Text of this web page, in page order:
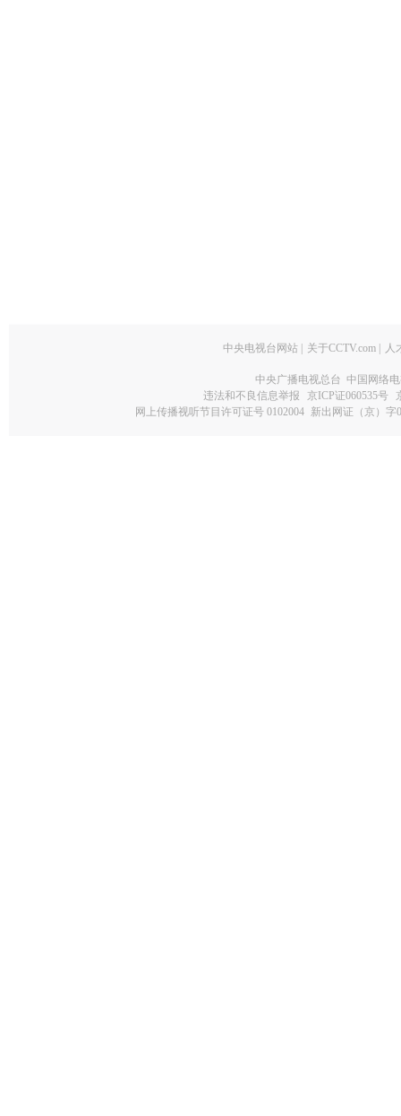
中央电视台网站 关于CCTV.com 人
中央广播电视总台 中国网络
违法和不良信息举报
京ICP证060535号
网上传播视听节目许可证号 0102004 新出网证（京）